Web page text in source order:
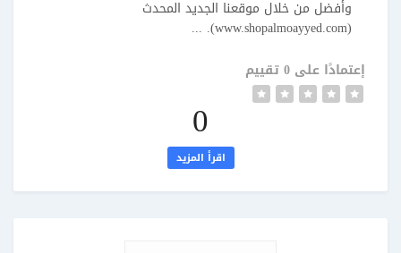
وأفضل من خلال موقعنا الجديد المحدث
(www.shopalmoayyed.com). ...
إعتمادًا على 0 تقييم
0
اقرأ المزيد